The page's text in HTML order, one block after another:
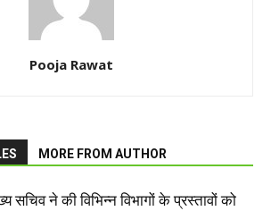
Pooja Rawat
MORE FROM AUTHOR
सचिव ने की विभिन्न विभागों के प्रस्तावों को